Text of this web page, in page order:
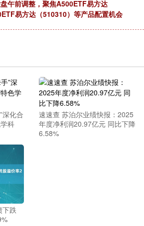
午前调整，聚焦A500ETF易方达
易方达（510310）等产品配置机会
深化合
科
速速查 苏泊尔业绩快报：2025
年度净利润20.97亿元 同比下降
6.58%
下跌